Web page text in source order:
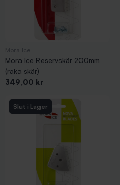
Mora Ice Reservskär 200mm
(raka skär)
Pris
349,00 kr
Slut i Lager